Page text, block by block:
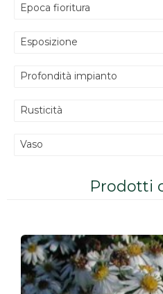
Epoca fioritura
Esposizione
Profondità impianto
Rusticità
Vaso
Prodotti